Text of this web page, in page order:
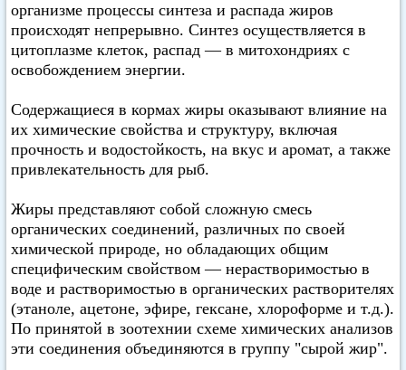
организме процессы синтеза и распада жиров
происходят непрерывно. Синтез осуществляется в
цитоплазме клеток, распад — в митохондриях с
освобождением энергии.
Содержащиеся в кормах жиры оказывают влияние на
их химические свойства и структуру, включая
прочность и водостойкость, на вкус и аромат, а также
привлекательность для рыб.
Жиры представляют собой сложную смесь
органических соединений, различных по своей
химической природе, но обладающих общим
специфическим свойством — нерастворимостью в
воде и растворимостью в органических растворителях
(этаноле, ацетоне, эфире, гексане, хлороформе и т.д.).
По принятой в зоотехнии схеме химических анализов
эти соединения объединяются в группу "сырой жир".